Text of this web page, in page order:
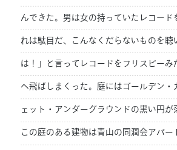
んできた。男は女の持っていたレコード
れは駄目だ、こんなくだらないものを
は！」と言ってレコードをフリスビーみ
へ飛ばしまくった。庭にはゴールデン・
ェット・アンダーグラウンドの黒い円が
この庭のある建物は青山の同潤会アパー